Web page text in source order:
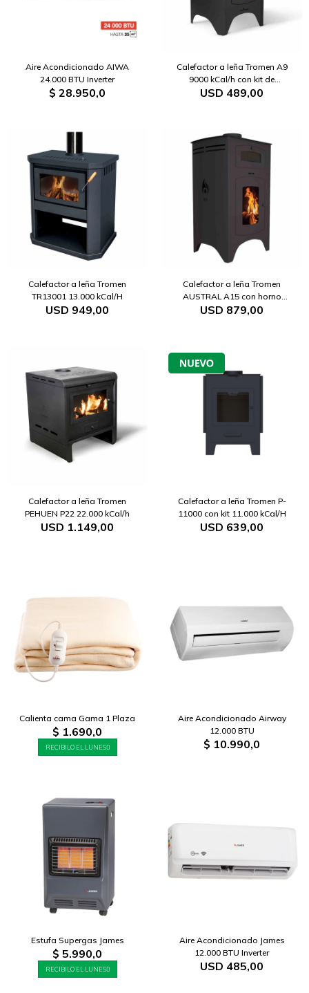
Aire Acondicionado AIWA
24.000 BTU Inverter
$ 28.950,0
Calefactor a leña Tromen A9
9000 kCal/h con kit de
instalación
USD 489,00
Calefactor a leña Tromen
TR13001 13.000 kCal/H
USD 949,00
Calefactor a leña Tromen
AUSTRAL A15 con horno
15.000 kCal/H
USD 879,00
Calefactor a leña Tromen
PEHUEN P22 22.000 kCal/h
USD 1.149,00
Calefactor a leña Tromen P-
11000 con kit 11.000 kCal/H
USD 639,00
Calienta cama Gama 1 Plaza
$ 1.690,0
RECIBILO EL LUNES
Aire Acondicionado Airway
12.000 BTU
$ 10.990,0
Estufa Supergas James
$ 5.990,0
RECIBILO EL LUNES
Aire Acondicionado James
12.000 BTU Inverter
USD 485,00